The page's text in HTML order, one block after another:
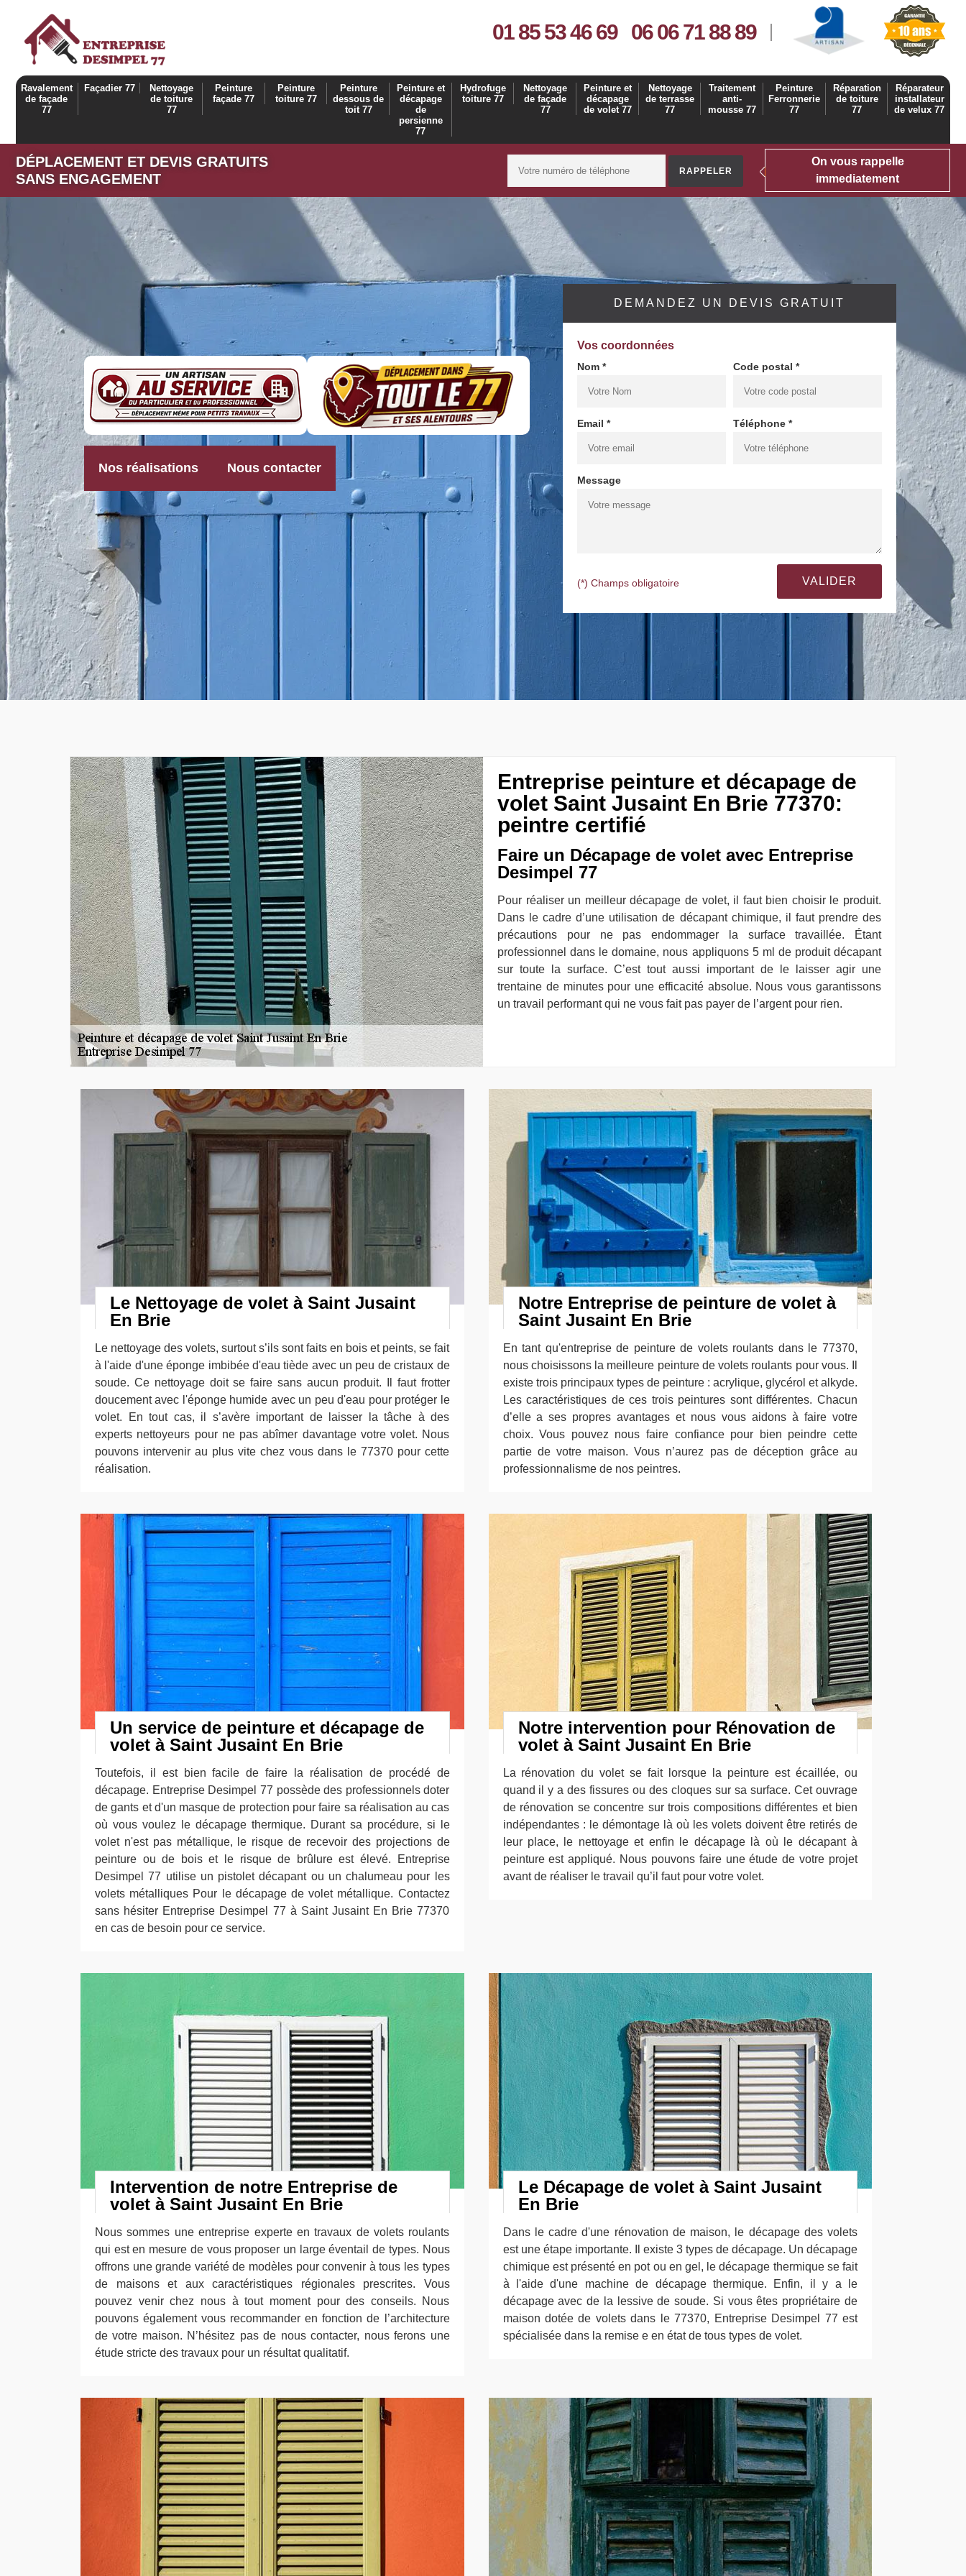
01 85 53 46 69 06 06 71 88 89
Ravalement
de façade
77
Façadier 77
Nettoyage
de toiture
77
Peinture
façade 77
Peinture
toiture 77
Peinture
dessous de
toit 77
Peinture et
décapage
de
persienne
77
Hydrofuge
toiture 77
Nettoyage
de façade
77
Peinture et
décapage
de volet 77
Nettoyage
de terrasse
77
Traitement
anti-
mousse 77
Peinture
Ferronnerie
77
Réparation
de toiture
77
Réparateur
installateur
de velux 77
DÉPLACEMENT ET DEVIS GRATUITS
SANS ENGAGEMENT
On vous rappelle
immediatement
Nos réalisations Nous contacter
DEMANDEZ UN DEVIS GRATUIT
Vos coordonnées
Nom * Code postal *
Email * Téléphone *
Message
(*) Champs obligatoire
Entreprise peinture et décapage de
volet Saint Jusaint En Brie 77370:
peintre certifié
Faire un Décapage de volet avec Entreprise
Desimpel 77
Pour réaliser un meilleur décapage de volet, il faut bien choisir le produit.
Dans le cadre d’une utilisation de décapant chimique, il faut prendre des
précautions pour ne pas endommager la surface travaillée. Étant
professionnel dans le domaine, nous appliquons 5 ml de produit décapant
sur toute la surface. C’est tout aussi important de le laisser agir une
trentaine de minutes pour une efficacité absolue. Nous vous garantissons
un travail performant qui ne vous fait pas payer de l’argent pour rien.
Le Nettoyage de volet à Saint Jusaint
En Brie
Le nettoyage des volets, surtout s’ils sont faits en bois et peints, se fait
à l'aide d'une éponge imbibée d'eau tiède avec un peu de cristaux de
soude. Ce nettoyage doit se faire sans aucun produit. Il faut frotter
doucement avec l'éponge humide avec un peu d'eau pour protéger le
volet. En tout cas, il s’avère important de laisser la tâche à des
experts nettoyeurs pour ne pas abîmer davantage votre volet. Nous
pouvons intervenir au plus vite chez vous dans le 77370 pour cette
réalisation.
Notre Entreprise de peinture de volet à
Saint Jusaint En Brie
En tant qu'entreprise de peinture de volets roulants dans le 77370,
nous choisissons la meilleure peinture de volets roulants pour vous. Il
existe trois principaux types de peinture : acrylique, glycérol et alkyde.
Les caractéristiques de ces trois peintures sont différentes. Chacun
d’elle a ses propres avantages et nous vous aidons à faire votre
choix. Vous pouvez nous faire confiance pour bien peindre cette
partie de votre maison. Vous n’aurez pas de déception grâce au
professionnalisme de nos peintres.
Un service de peinture et décapage de
volet à Saint Jusaint En Brie
Toutefois, il est bien facile de faire la réalisation de procédé de
décapage. Entreprise Desimpel 77 possède des professionnels doter
de gants et d'un masque de protection pour faire sa réalisation au cas
où vous voulez le décapage thermique. Durant sa procédure, si le
volet n'est pas métallique, le risque de recevoir des projections de
peinture ou de bois et le risque de brûlure est élevé. Entreprise
Desimpel 77 utilise un pistolet décapant ou un chalumeau pour les
volets métalliques Pour le décapage de volet métallique. Contactez
sans hésiter Entreprise Desimpel 77 à Saint Jusaint En Brie 77370
en cas de besoin pour ce service.
Notre intervention pour Rénovation de
volet à Saint Jusaint En Brie
La rénovation du volet se fait lorsque la peinture est écaillée, ou
quand il y a des fissures ou des cloques sur sa surface. Cet ouvrage
de rénovation se concentre sur trois compositions différentes et bien
indépendantes : le démontage là où les volets doivent être retirés de
leur place, le nettoyage et enfin le décapage là où le décapant à
peinture est appliqué. Nous pouvons faire une étude de votre projet
avant de réaliser le travail qu’il faut pour votre volet.
Intervention de notre Entreprise de
volet à Saint Jusaint En Brie
Nous sommes une entreprise experte en travaux de volets roulants
qui est en mesure de vous proposer un large éventail de types. Nous
offrons une grande variété de modèles pour convenir à tous les types
de maisons et aux caractéristiques régionales prescrites. Vous
pouvez venir chez nous à tout moment pour des conseils. Nous
pouvons également vous recommander en fonction de l’architecture
de votre maison. N’hésitez pas de nous contacter, nous ferons une
étude stricte des travaux pour un résultat qualitatif.
Le Décapage de volet à Saint Jusaint
En Brie
Dans le cadre d'une rénovation de maison, le décapage des volets
est une étape importante. Il existe 3 types de décapage. Un décapage
chimique est présenté en pot ou en gel, le décapage thermique se fait
à l'aide d'une machine de décapage thermique. Enfin, il y a le
décapage avec de la lessive de soude. Si vous êtes propriétaire de
maison dotée de volets dans le 77370, Entreprise Desimpel 77 est
spécialisée dans la remise e en état de tous types de volet.